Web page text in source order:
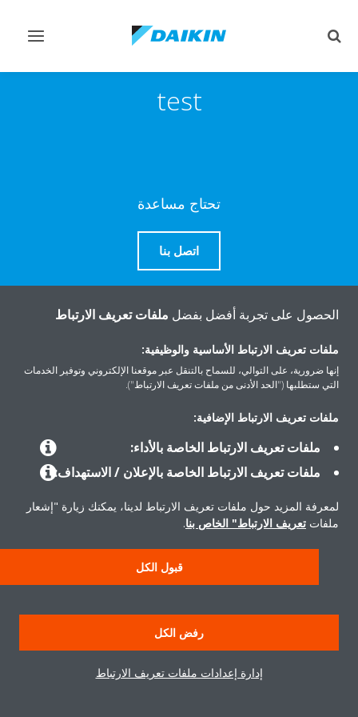
تبديل
تبديل
test
تحتاج مساعدة
اتصل بنا
المنتجات
حلول
حول دايكن
حقوق النشر © دايكن
أخلاقيات الشركة
الحصول على تجربة أفضل بفضل ملفات تعريف الارتباط
ملفات تعريف الارتباط الأساسية والوظيفية:
إنها ضرورية، على التوالي، للسماح بالتنقل عبر موقعنا الإلكتروني وتوفير الخدمات
التي ستطلبها ("الحد الأدنى من ملفات تعريف الارتباط").
ملفات تعريف الارتباط الإضافية:
ملفات تعريف الارتباط الخاصة بالأداء:
ملفات تعريف الارتباط الخاصة بالإعلان / الاستهداف:
لمعرفة المزيد حول ملفات تعريف الارتباط لدينا، يمكنك زيارة "إشعار
ملفات تعريف الارتباط" الخاص بنا.
قبول الكل
رفض الكل
إدارة إعدادات ملفات تعريف الارتباط